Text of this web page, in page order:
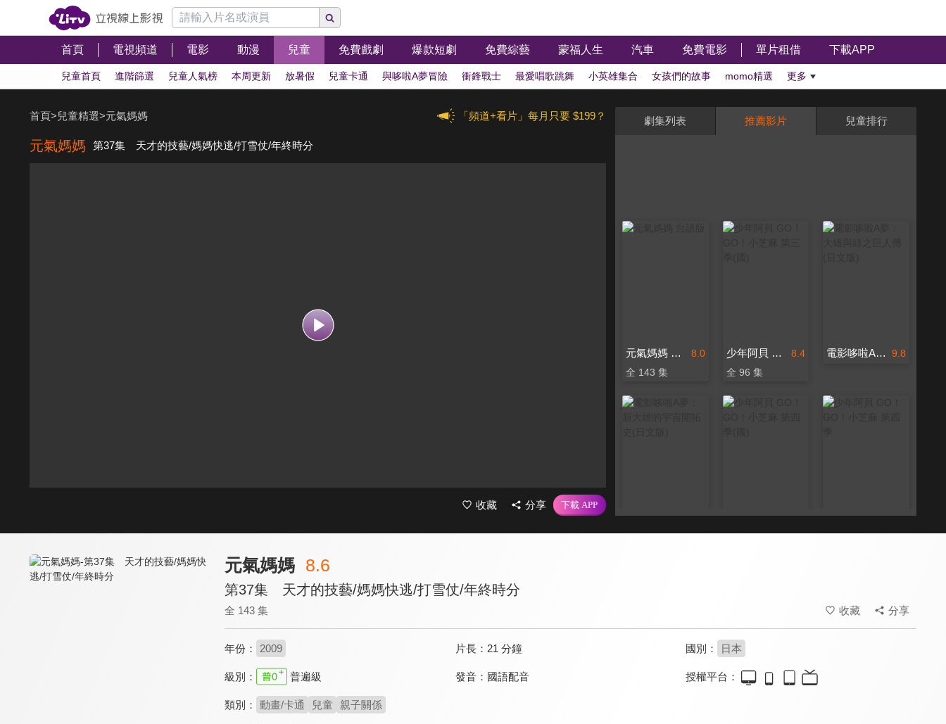
首頁 電視頻道 電影 動漫 兒童 免費戲劇 爆款短劇 免費綜藝 蒙福人生 汽車 免費電影 單片租借 下載APP
兒童首頁 進階篩選 兒童人氣榜 本周更新 放暑假 兒童卡通 與哆啦A夢冒險 衝鋒戰士 最愛唱歌跳舞 小英雄集合 女孩們的故事 momo精選 更多
「頻道+看片」每月只要 $199？
首頁>兒童精選>元氣媽媽
元氣媽媽 第37集 天才的技藝/媽媽快逃/打雪仗/年終時分
收藏 分享
劇集列表 推薦影片 兒童排行
8.0
元氣媽媽 台語版
全 143 集
8.4
少年阿貝 GO！GO！小芝麻 第三季(國)
全 96 集
9.8
電影哆啦A夢：大雄與綠之巨人傳(日文版)
元氣媽媽 8.6
第37集 天才的技藝/媽媽快逃/打雪仗/年終時分
全 143 集 收藏 分享
年份： 2009 片長： 21 分鐘 國別： 日本
級別： 普遍級 發音： 國語配音 授權平台：
類別： 動畫/卡通 兒童 親子關係